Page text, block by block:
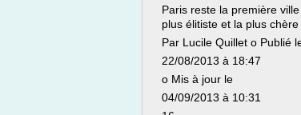
Paris reste la première
plus élitiste et la plus chère
Par Lucile Quillet o Publié
22/08/2013 à 18:47
o Mis à jour le
04/09/2013 à 10:31